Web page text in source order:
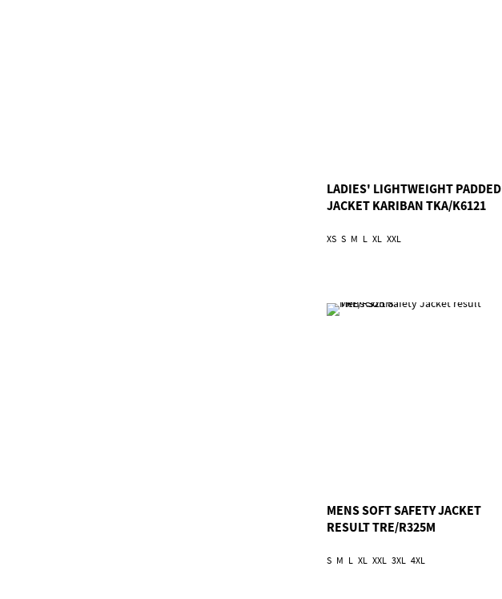
LADIES' LIGHTWEIGHT PADDED
JACKET KARIBAN TKA/K6121
XS S M L XL XXL
MENS SOFT SAFETY JACKET
RESULT TRE/R325M
S M L XL XXL 3XL 4XL